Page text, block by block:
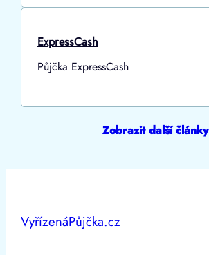
ExpressCash
Půjčka ExpressCash
Zobrazit další články
VyřízenáPůjčka.cz